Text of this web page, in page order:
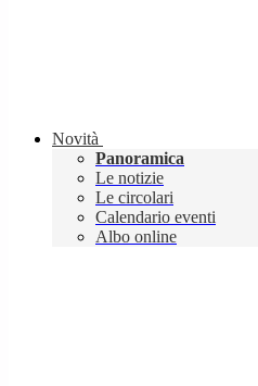
Novità
Panoramica
Le notizie
Le circolari
Calendario eventi
Albo online